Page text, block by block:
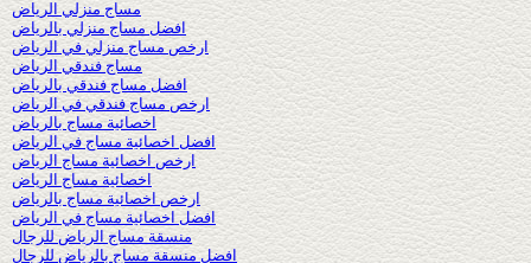
مساج منزلي الرياض
افضل مساج منزلي بالرياض
ارخص مساج منزلي في الرياض
مساج فندقي الرياض
افضل مساج فندقي بالرياض
ارخص مساج فندقي في الرياض
اخصائية مساج بالرياض
افضل اخصائية مساج في الرياض
ارخص اخصائية مساج الرياض
اخصائية مساج الرياض
ارخص اخصائية مساج بالرياض
افضل اخصائية مساج في الرياض
منسقة مساج الرياض للرجال
افضل منسقة مساج بالرياض للرجال